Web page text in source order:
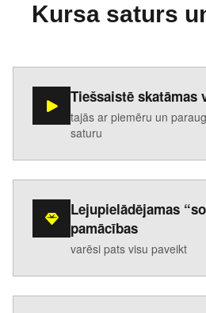
Kursa saturs
Tiešsaistē skatāmas
tajās ar piemēru un
saturu
Lejupielādējamas
pamācības
varēsi pats visu paveikt